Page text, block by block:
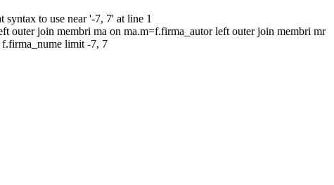
to use near '-7, 7' at line 1
outer join membri ma on ma.m=f.firma_autor left outer join membri mr
limit -7, 7